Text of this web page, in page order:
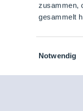
zusammen,
gesammelt
Notwendig